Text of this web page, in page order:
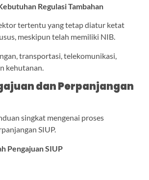
Regulasi Tambahan
tertentu yang tetap diatur ketat
meskipun telah memiliki NIB.
transportasi, telekomunikasi,
kehutanan.
dan Perpanjangan
singkat mengenai proses
SIUP.
Pengajuan SIUP